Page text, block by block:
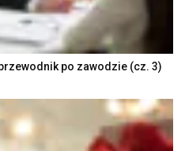
po zawodzie (cz. 3)